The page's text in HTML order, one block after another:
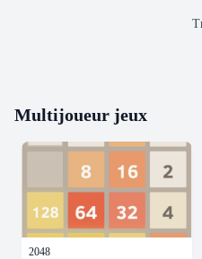
Multijoueur jeux
2048